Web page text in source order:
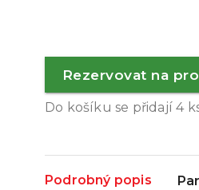
Rezervovat na
Do košíku se přidají4
Podrobný popis